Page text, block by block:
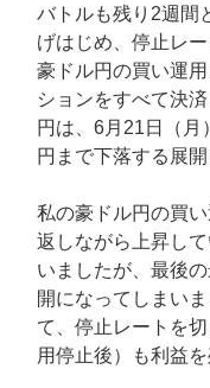
バトルも残り2週間
げはじめ、停止レ
豪ドル円の買い運
ションをすべて決
円は、6月21日（
円まで下落する展開
私の豪ドル円の買
返しながら上昇し
いましたが、最後
開になってしまい
て、停止レートを
用停止後）も利益